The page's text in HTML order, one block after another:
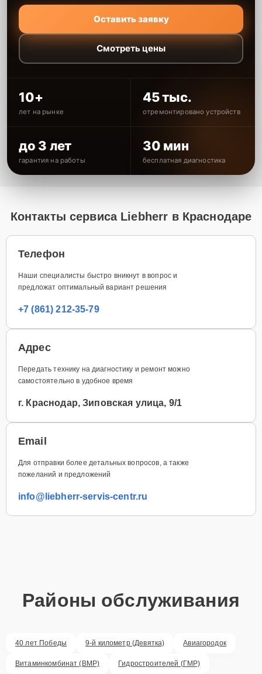
Оставить заявку
Смотреть цены
10+
лет на рынке
45 тыс.
отремонтировано устройств
до 3 лет
гарантия на работы
30 мин
бесплатная диагностика
Контакты сервиса Liebherr в Краснодаре
Телефон
Наши специалисты быстро вникнут в вопрос и
предложат оптимальный вариант решения
+7 (861) 212-35-79
Адрес
Передать технику на диагностику и ремонт можно
самостоятельно в удобное время
г. Краснодар, Зиповская улица, 9/1
Email
Для отправки более детальных вопросов, а также
пожеланий и предложений
info@liebherr-servis-centr.ru
Районы обслуживания
40 лет Победы 9-й километр (Девятка) Авиагородок
Витаминкомбинат (ВМР) Гидростроителей (ГМР)